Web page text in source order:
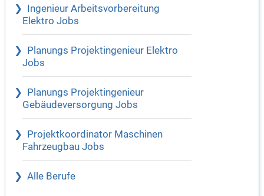
Ingenieur Arbeitsvorbereitung
Elektro Jobs
Planungs Projektingenieur Elektro
Jobs
Planungs Projektingenieur
Gebäudeversorgung Jobs
Projektkoordinator Maschinen
Fahrzeugbau Jobs
Alle Berufe